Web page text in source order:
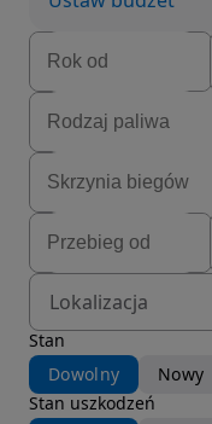
Lokalizacja
Stan
Dowolny
Nowy
Stan uszkodzeń